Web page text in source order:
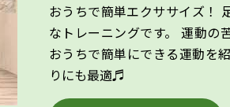
おうちで簡単エクササイズ！
なトレーニングです。 運動の
おうちで簡単にできる運動を
りにも最適♬